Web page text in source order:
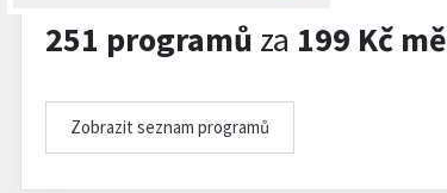
251 programů za 199 Kč
Zobrazit seznam programů